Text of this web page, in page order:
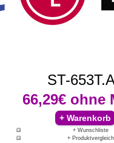
ST-
66,29€ ohne
+ Wunschliste
+ Produktvergleich